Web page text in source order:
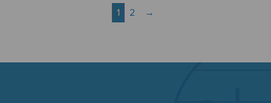
1 2 →